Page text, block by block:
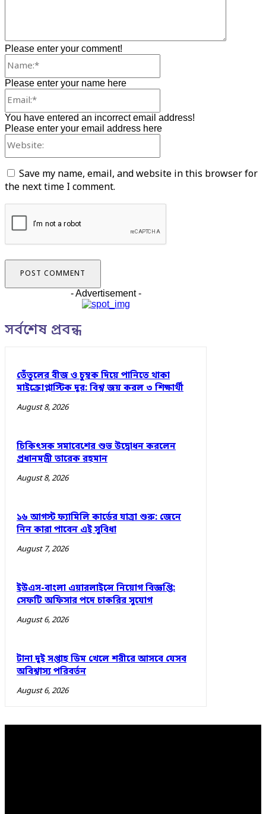
Please enter your comment!
Please enter your name here
You have entered an incorrect email address!
Please enter your email address here
Save my name, email, and website in this browser for
the next time I comment.
- Advertisement -
সর্বশেষ প্রবন্ধ
তেঁতুলের বীজ ও চুম্বক দিয়ে পানিতে থাকা
মাইক্রোপ্লাস্টিক দূর: বিশ্ব জয় করল ৩ শিক্ষার্থী
August 8, 2026
চিকিৎসক সমাবেশের শুভ উদ্বোধন করলেন
প্রধানমন্ত্রী তারেক রহমান
August 8, 2026
১৬ আগস্ট ফ্যামিলি কার্ডের যাত্রা শুরু: জেনে
নিন কারা পাবেন এই সুবিধা
August 7, 2026
ইউএস-বাংলা এয়ারলাইন্সে নিয়োগ বিজ্ঞপ্তি:
সেফটি অফিসার পদে চাকরির সুযোগ
August 6, 2026
টানা দুই সপ্তাহ ডিম খেলে শরীরে আসবে যেসব
অবিশ্বাস্য পরিবর্তন
August 6, 2026